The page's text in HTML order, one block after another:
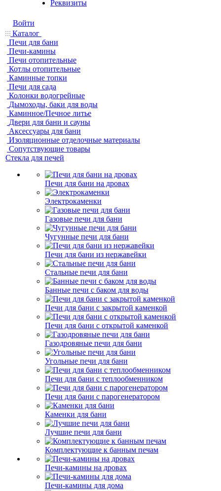
Реквизиты
Войти
Каталог
Печи для бани
Печи-камины
Печи отопительные
Котлы отопительные
Каминные топки
Печи для сада
Колонки водогрейные
Дымоходы, баки для воды
Каминное/Печное литье
Двери для бани и сауны
Аксессуары для бани
Изоляционные отделочные материалы
Сопутствующие товары
Стекла для печей
Печи для бани на дровах
Электрокаменки
Газовые печи для бани
Чугунные печи для бани
Печи для бани из нержавейки
Стальные печи для бани
Банные печи с баком для воды
Печи для бани с закрытой каменкой
Печи для бани с открытой каменкой
Газодровяные печи для бани
Угольные печи для бани
Печи для бани с теплообменником
Печи для бани с парогенератором
Каменки для бани
Лучшие печи для бани
Комплектующие к банным печам
Печи-камины на дровах
Печи-камины для дома